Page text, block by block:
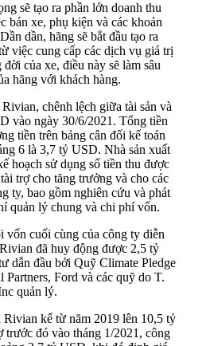
sẽ tạo ra phần lớn doanh thu
bán xe, phụ kiện và các khoản
dần, hãng sẽ bắt đầu tạo ra
việc cung cấp các dịch vụ giá trị
của xe, điều này sẽ làm sâu
hãng với khách hàng.
chênh lệch giữa tài sản và
vào ngày 30/6/2021. Tổng tiền
tiền trên bảng cân đối kế toán
6 là 3,7 tỷ USD. Nhà sản xuất
hoạch sử dụng số tiền thu được
trợ cho tăng trưởng và cho các
ty, bao gồm nghiên cứu và phát
quản lý chung và chi phí vốn.
cuối cùng của công ty diễn
đã huy động được 2,5 tỷ
dẫn đầu bởi Quỹ Climate Pledge
Partners, Ford và các quỹ do T.
quản lý.
kể từ năm 2019 lên 10,5 tỷ
đó vào tháng 1/2021, công